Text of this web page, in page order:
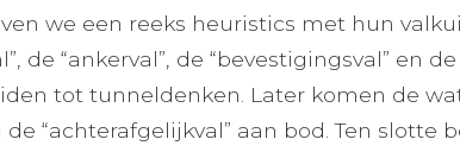
we een reeks heuristics met hun
de “ankerval”, de “bevestigingsval” en
tot tunneldenken. Later komen de
de “achterafgelijkval” aan bod. Ten slotte